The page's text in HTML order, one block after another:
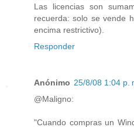
Las licencias son
recuerda: solo se vende
encima restrictivo).
Responder
Anónimo 25/8/08 1:04 p.
@Maligno:
"Cuando compras un